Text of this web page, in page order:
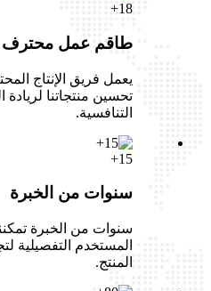
18+
طاقم عمل محترف
يعمل فريق الإنتاج
تحسين منتجاتنا
التنافسية.
15+
سنوات من الخبرة
سنوات من الخبرة
المستخدم التفصيلية
المنتج.